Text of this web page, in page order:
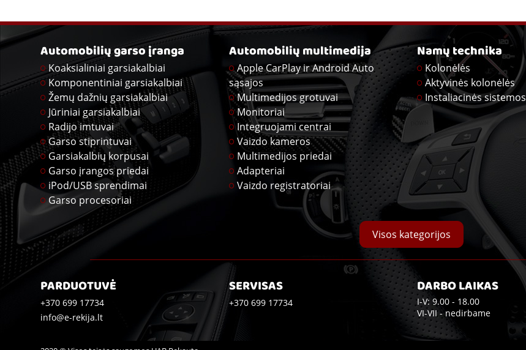
Automobilių garso įranga
Koaksialiniai garsiakalbiai
Komponentiniai garsiakalbiai
Žemų dažnių garsiakalbiai
Jūriniai garsiakalbiai
Radijo imtuvai
Garso stiprintuvai
Garsiakalbių korpusai
Garso įrangos priedai
iPod/USB sprendimai
Garso procesoriai
Automobilių multimedija
Apple CarPlay ir Android Auto
sąsajos
Multimedijos grotuvai
Monitoriai
Integruojami centrai
Vaizdo kameros
Multimedijos priedai
Adapteriai
Vaizdo registratoriai
Namų technika
Kolonėlės
Aktyvinės kolonėlės
Instaliacinės sistemos
Visos kategorijos
PARDUOTUVĖ
+370 699 17734
info@e-rekija.lt
SERVISAS
+370 699 17734
DARBO LAIKAS
I-V: 9.00 - 18.00
VI-VII - nedirbame